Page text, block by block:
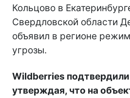
Кольцово в
Свердловской области
объявил в регионе
угрозы.
Wildberries подтвердили
утверждая, что на